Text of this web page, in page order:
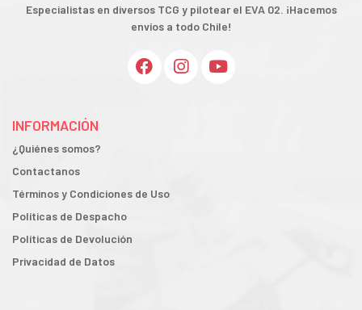
Especialistas en diversos TCG y pilotear el EVA 02. ¡Hacemos
envíos a todo Chile!
INFORMACIÓN
¿Quiénes somos?
Contactanos
Términos y Condiciones de Uso
Políticas de Despacho
Políticas de Devolución
Privacidad de Datos